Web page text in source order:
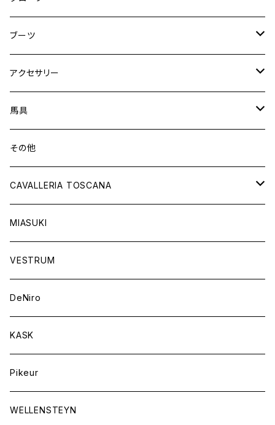
アウター
シャツ
ニーグリップ
ウェア
アウター
シャツ
ブーツ
ロングブーツ（既製品）
オーダーロングブーツ
ショートブーツ
チャップス
アクセサリー
ベルト
グローブ
ソックス
キャップ
アスコットタイ
バッグ
ネクタイ
スカーフ
ジュエリー
馬具
サドルパッド
イヤーネット
バンデージ
ラグ
その他
CAVALLERIA TOSCANA
レディス
競技用ジャケット
キュロット
メンズ
競技用ジャケット
キュロット
MIASUKI
VESTRUM
DeNiro
KASK
Pikeur
WELLENSTEYN